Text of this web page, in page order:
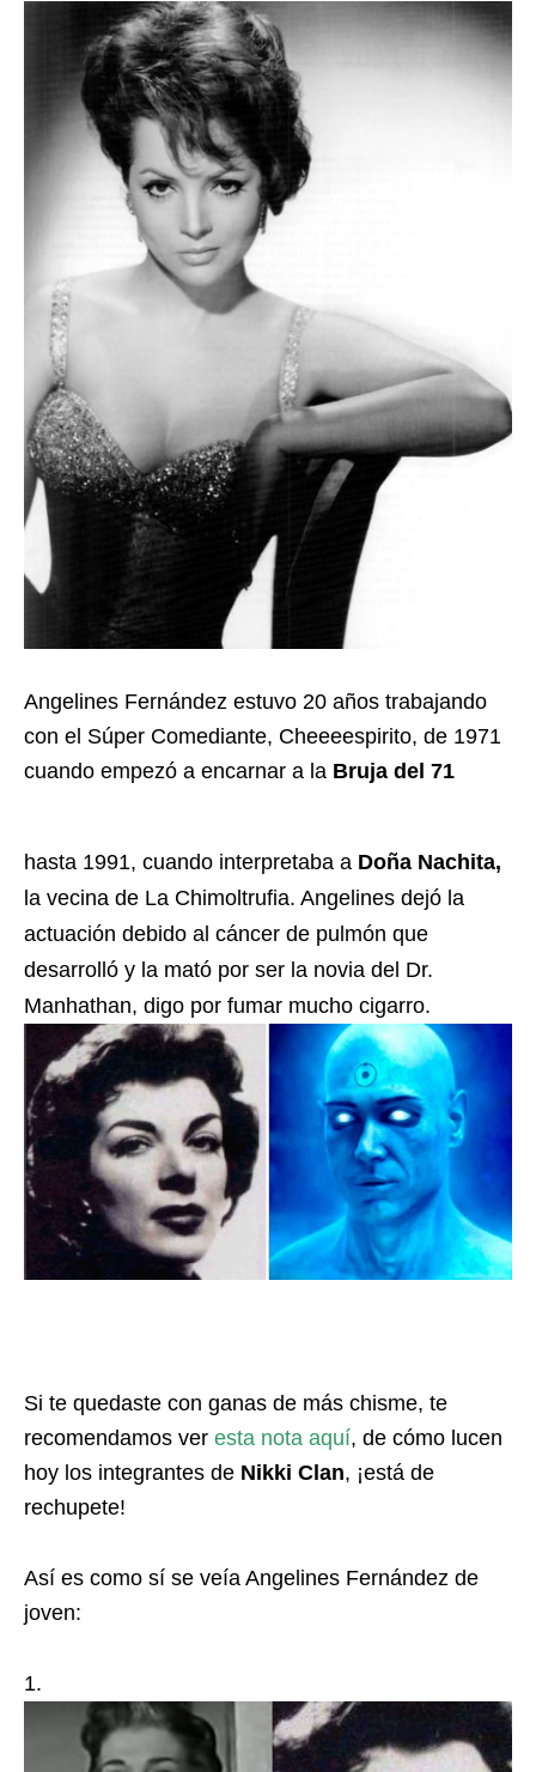
Angelines Fernández estuvo 20 años trabajando
con el Súper Comediante, Cheeeespirito, de 1971
cuando empezó a encarnar a la Bruja del 71
hasta 1991, cuando interpretaba a Doña Nachita,
la vecina de La Chimoltrufia. Angelines dejó la
actuación debido al cáncer de pulmón que
desarrolló y la mató por ser la novia del Dr.
Manhathan, digo por fumar mucho cigarro.
Si te quedaste con ganas de más chisme, te
recomendamos ver esta nota aquí, de cómo lucen
hoy los integrantes de Nikki Clan, ¡está de
rechupete!
Así es como sí se veía Angelines Fernández de
joven:
1.